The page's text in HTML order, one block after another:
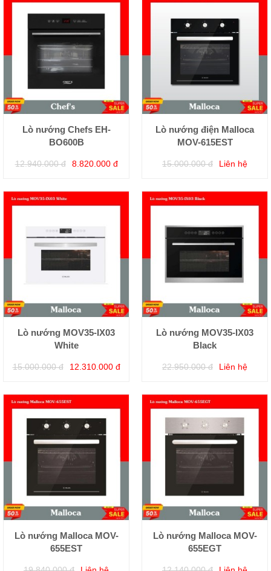
Lò nướng Chefs EH-
BO600B
12.940.000 đ 8.820.000 đ
Lò nướng điện Malloca
MOV-615EST
15.000.000 đ Liên hệ
Lò nướng MOV35-IX03
White
15.000.000 đ 12.310.000 đ
Lò nướng MOV35-IX03
Black
22.950.000 đ Liên hệ
Lò nướng Malloca MOV-
655EST
Lò nướng Malloca MOV-
655EGT